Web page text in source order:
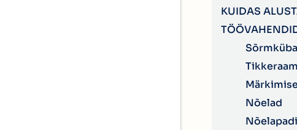
KUIDAS
Nõelad
Nõelapadi